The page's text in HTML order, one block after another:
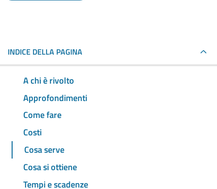
INDICE DELLA PAGINA
A chi è rivolto
Approfondimenti
Come fare
Costi
Cosa serve
Cosa si ottiene
Tempi e scadenze